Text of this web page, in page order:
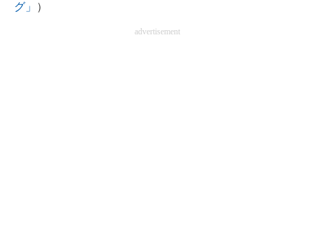
企業ITのトレンドを詳説
グ」
）
advertisement